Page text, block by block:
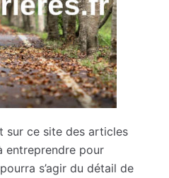
sur ce site des articles
entreprendre pour
s’agir du détail de